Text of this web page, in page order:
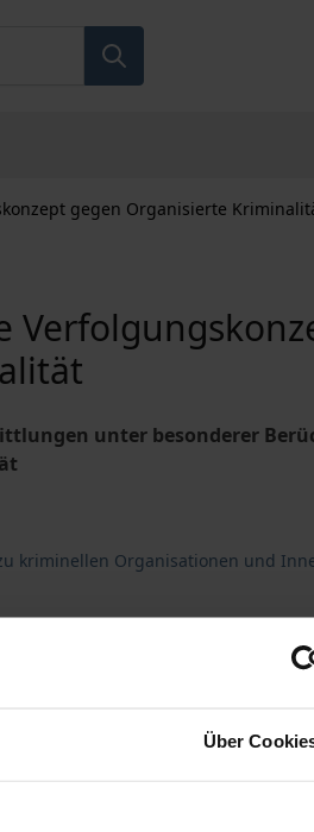
Über
gegen Organisierte
unter besonderer
kriminellen Organisationen und
gegen Organisierte
Das
Available
address, VAT may vary at checkout.